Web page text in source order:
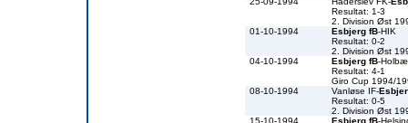
Resultat: 1-3
2. Division Øst
01-10-1994
Esbjerg fB-HIK
Resultat: 0-2
2. Division Øst
04-10-1994
Esbjerg fB-
Resultat: 4-1
Giro Cup 1994/
08-10-1994
Vanløse IF-
Resultat: 0-5
2. Division Øst
15-10-1994
Esbjerg fB-